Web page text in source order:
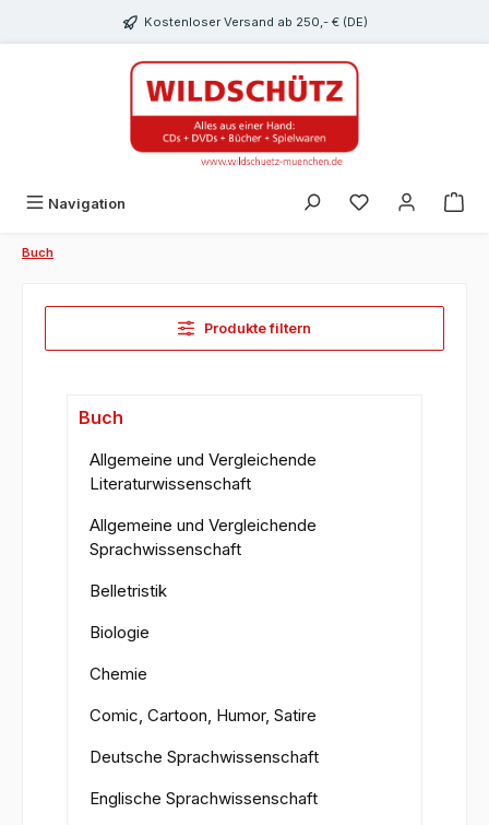
Kostenloser Versand ab 250,- € (DE)
Navigation Du hast 0
Buch
Produkte filtern
Buch
Allgemeine und Vergleichende
Literaturwissenschaft
Allgemeine und Vergleichende
Sprachwissenschaft
Belletristik
Biologie
Chemie
Comic, Cartoon, Humor, Satire
Deutsche Sprachwissenschaft
Englische Sprachwissenschaft